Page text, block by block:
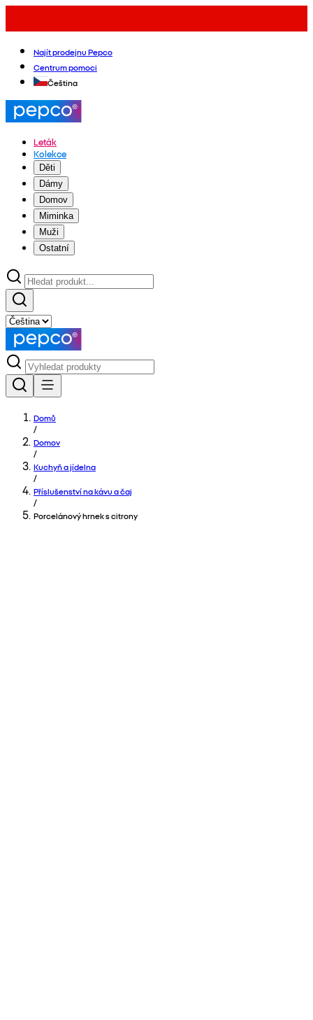
Najít prodejnu Pepco
Centrum pomoci
Čeština
Leták
Kolekce
Děti
Dámy
Domov
Miminka
Muži
Ostatní
Domů
/
Domov
/
Kuchyň a jídelna
/
Příslušenství na kávu a čaj
/
Porcelánový hrnek s citrony